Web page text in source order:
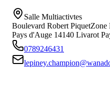
Salle Multiactivtes
Boulevard Robert
Pays d'Auge 14140 Livarot
0789246431